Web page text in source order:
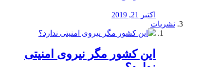
اکتبر 21, 2019
نشریات
این کشور مگر نیروی امنیتی